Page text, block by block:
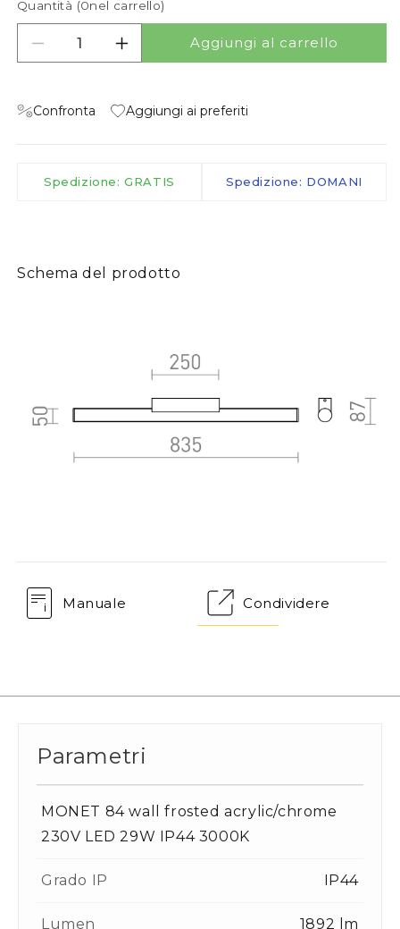
Quantità (0nel carrello)
Diminuisci quantità per MONET 84
Aumenta quantità per MONET 84
Aggiungi al carrello
Confronta Aggiungi ai preferiti
Spedizione: GRATIS Spedizione: DOMANI
Schema del prodotto
Manuale Condividere
Parametri
MONET 84 wall frosted acrylic/chrome
230V LED 29W IP44 3000K
Grado IP IP44
Lumen 1892 lm